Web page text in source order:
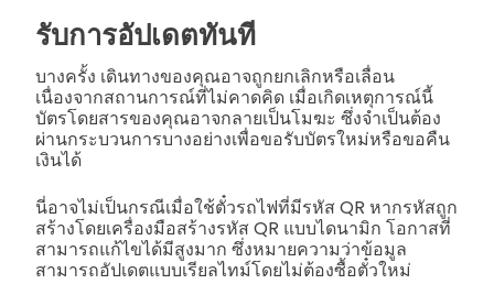
รับการอัปเดตทันที
บางครั้ง เดินทางของคุณอาจถูกยกเลิกหรือเลื่อน
เนื่องจากสถานการณ์ที่ไม่คาดคิด เมื่อเกิดเหตุการณ์นี้
บัตรโดยสารของคุณอาจกลายเป็นโมฆะ ซึ่งจำเป็นต้อง
ผ่านกระบวนการบางอย่างเพื่อขอรับบัตรใหม่หรือขอคืน
เงินได้
นี่อาจไม่เป็นกรณีเมื่อใช้ตั๋วรถไฟที่มีรหัส QR หากรหัสถูก
สร้างโดยเครื่องมือสร้างรหัส QR แบบไดนามิก โอกาสที่
สามารถแก้ไขได้มีสูงมาก ซึ่งหมายความว่าข้อมูล
สามารถอัปเดตแบบเรียลไทม์โดยไม่ต้องซื้อตั๋วใหม่